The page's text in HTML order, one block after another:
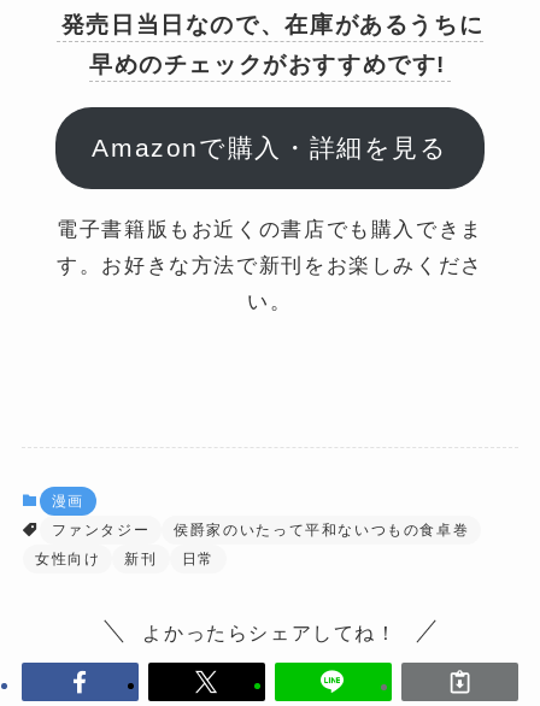
発売日当日なので、在庫があるうちに
早めのチェックがおすすめです!
Amazonで購入・詳細を見る
電子書籍版もお近くの書店でも購入できま
す。お好きな方法で新刊をお楽しみくださ
い。
漫画
ファンタジー
侯爵家のいたって平和ないつもの食卓巻
女性向け
新刊 日常
よかったらシェアしてね！